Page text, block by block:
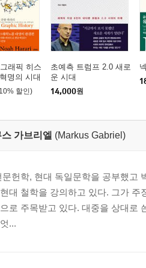
래픽 히스
명의 시대
할인)
초예측 트럼프 2.0 새로
운 시대
14,000원
가브리엘 (Markus Gabriel)
문헌학, 현대 독일문학을 공부했고
대 철학을 강의하고 있다. 그가 주
로 주목받고 있다. 대중을 상대로
...